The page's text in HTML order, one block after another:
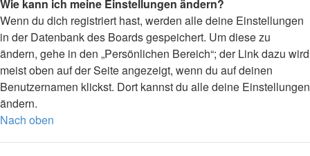
Wie kann ich meine Einstellungen ändern?
Wenn du dich registriert hast, werden alle deine Einstellungen
in der Datenbank des Boards gespeichert. Um diese zu
ändern, gehe in den „Persönlichen Bereich“; der Link dazu wird
meist oben auf der Seite angezeigt, wenn du auf deinen
Benutzernamen klickst. Dort kannst du alle deine Einstellungen
ändern.
Nach oben